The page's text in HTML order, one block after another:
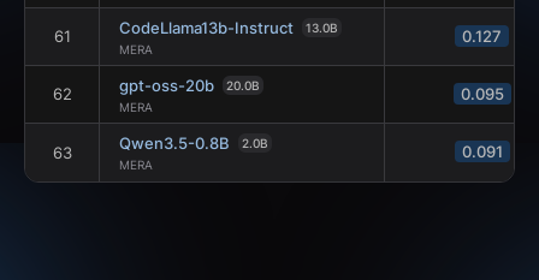
61 CodeLlama13b-Instruct
13.0B
MERA
0.127
62 gpt-oss-20b
20.0B
MERA
0.095
63 Qwen3.5-0.8B
2.0B
MERA
0.091